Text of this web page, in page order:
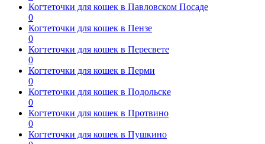
Когтеточки для кошек в Павловском Посаде
0
Когтеточки для кошек в Пензе
0
Когтеточки для кошек в Пересвете
0
Когтеточки для кошек в Перми
0
Когтеточки для кошек в Подольске
0
Когтеточки для кошек в Протвино
0
Когтеточки для кошек в Пушкино